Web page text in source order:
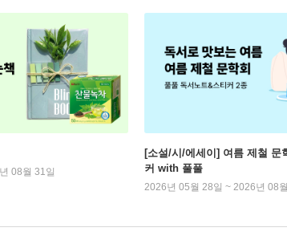
08월 31일
[소설/시/에세이] 여름 제철 문
커 with 풀풀
2026년 05월 28일 ~ 2026년 08